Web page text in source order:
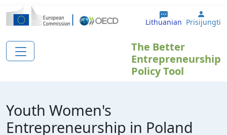
Pereiti į pagrindinį turinį
Lithuanian User
Prisijungti
The Better
Entrepreneurship
Policy Tool
Youth Women's
Entrepreneurship in Poland